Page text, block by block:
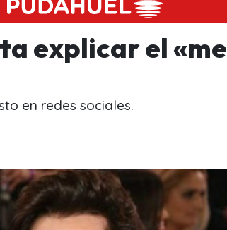
explicar el «me
en redes sociales.